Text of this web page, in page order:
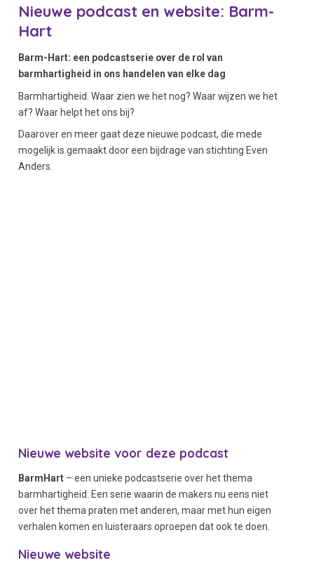
Nieuwe podcast en website: Barm-
Hart
Barm-Hart: een podcastserie over de rol van
barmhartigheid in ons handelen van elke dag
Barmhartigheid. Waar zien we het nog? Waar wijzen we het
af? Waar helpt het ons bij?
Daarover en meer gaat deze nieuwe podcast, die mede
mogelijk is gemaakt door een bijdrage van stichting Even
Anders.
Nieuwe website voor deze podcast
BarmHart – een unieke podcastserie over het thema
barmhartigheid. Een serie waarin de makers nu eens niet
over het thema praten met anderen, maar met hun eigen
verhalen komen en luisteraars oproepen dat ook te doen.
Nieuwe website